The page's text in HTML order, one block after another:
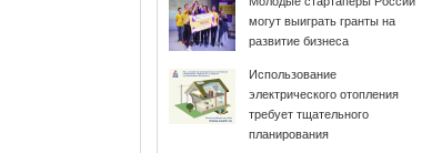
могут выиграть гранты на
развитие бизнеса
Использование
электрического отопления
требует тщательного
планирования